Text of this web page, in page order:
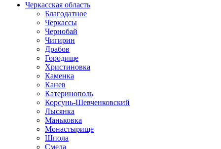
Черкасская область
Благодатное
Черкассы
Чернобай
Чигирин
Драбов
Городище
Христиновка
Каменка
Канев
Катеринополь
Корсунь-Шевченковский
Лысянка
Маньковка
Монастырище
Шпола
Смела